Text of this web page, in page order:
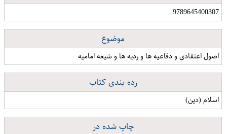
9789645400307
موضوع
اصول اعتقادی و دفاعیه ها و ردیه ها و شیعه امامیه
رده بندی کتاب
اسلام (دین)
چاپ شده در